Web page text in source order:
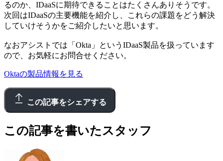
るのか、IDaaSに期待できることはたくさんありそうです。
次回はIDaaSの主要機能を紹介し、これらの課題をどう解決
していけそうかをご紹介したいと思います。
なおアシストでは「Okta」というIDaaS製品を扱っています
ので、お気軽にお問合せください。
Oktaの製品情報を見る
この記事をシェアする
この記事を書いたスタッフ